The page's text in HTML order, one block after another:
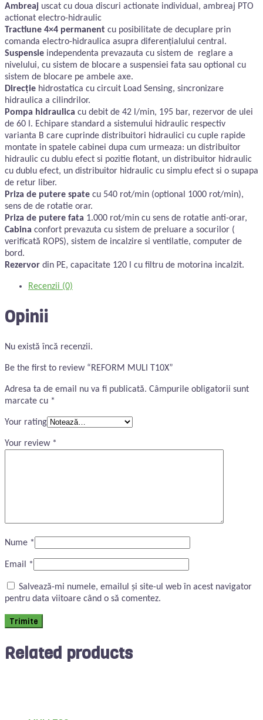
Ambreaj uscat cu doua discuri actionate individual, ambreaj PTO
actionat electro-hidraulic
Tractiune 4×4 permanent cu posibilitate de decuplare prin
comanda electro-hidraulica asupra diferențialului central.
Suspensie independenta prevazauta cu sistem de reglare a
nivelului, cu sistem de blocare a suspensiei fata sau optional cu
sistem de blocare pe ambele axe.
Direcție hidrostatica cu circuit Load Sensing, sincronizare
hidraulica a cilindrilor.
Pompa hidraulica cu debit de 42 l/min, 195 bar, rezervor de ulei
de 60 l. Echipare standard a sistemului hidraulic respectiv
varianta B care cuprinde distribuitori hidraulici cu cuple rapide
montate in spatele cabinei dupa cum urmeaza: un distribuitor
hidraulic cu dublu efect si pozitie flotant, un distribuitor hidraulic
cu dublu efect, un distribuitor hidraulic cu simplu efect si o supapa
de retur liber.
Priza de putere spate cu 540 rot/min (optional 1000 rot/min),
sens de de rotatie orar.
Priza de putere fata 1.000 rot/min cu sens de rotatie anti-orar,
Cabina confort prevazuta cu sistem de preluare a socurilor (
verificată ROPS), sistem de incalzire si ventilatie, computer de
bord.
Rezervor din PE, capacitate 120 l cu filtru de motorina incalzit.
Recenzii (0)
Opinii
Nu există încă recenzii.
Be the first to review “REFORM MULI T10X”
Adresa ta de email nu va fi publicată. Câmpurile obligatorii sunt
marcate cu *
Your rating
Your review *
Nume *
Email *
Salvează-mi numele, emailul și site-ul web în acest navigator
pentru data viitoare când o să comentez.
Related products